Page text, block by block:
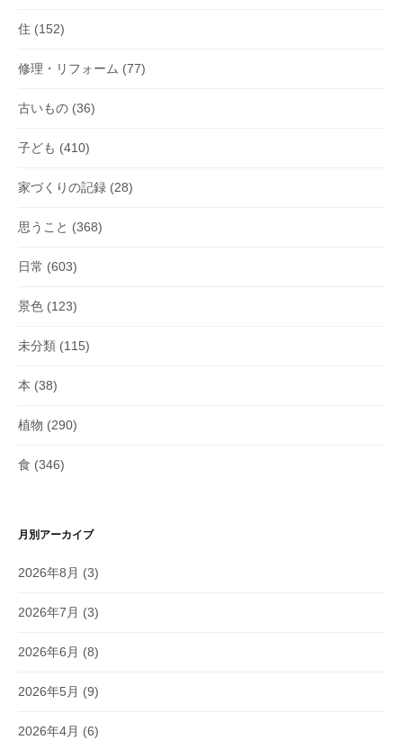
住 (152)
修理・リフォーム (77)
古いもの (36)
子ども (410)
家づくりの記録 (28)
思うこと (368)
日常 (603)
景色 (123)
未分類 (115)
本 (38)
植物 (290)
食 (346)
月別アーカイブ
2026年8月 (3)
2026年7月 (3)
2026年6月 (8)
2026年5月 (9)
2026年4月 (6)